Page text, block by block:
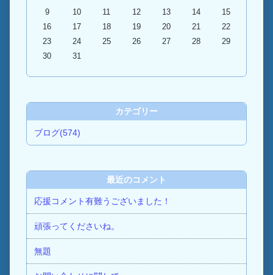
9
10 11 12 13 14
15
16
17 18 19 20 21
22
23
24 25 26 27 28
29
30
31
カテゴリー
ブログ(574)
最近のコメント
応援コメント有難うございました！
頑張ってくださいね。
無題